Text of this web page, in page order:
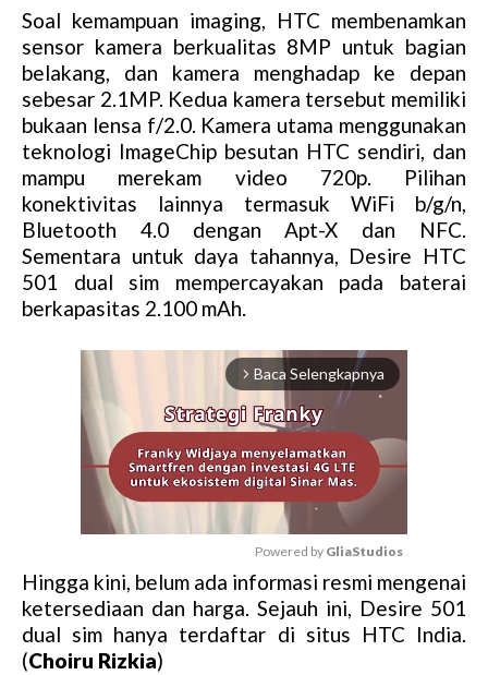
Soal kemampuan imaging, HTC membenamkan
sensor kamera berkualitas 8MP untuk bagian
belakang, dan kamera menghadap ke depan
sebesar 2.1MP. Kedua kamera tersebut memiliki
bukaan lensa f/2.0. Kamera utama menggunakan
teknologi ImageChip besutan HTC sendiri, dan
mampu merekam video 720p. Pilihan
konektivitas lainnya termasuk WiFi b/g/n,
Bluetooth 4.0 dengan Apt-X dan NFC.
Sementara untuk daya tahannya, Desire HTC
501 dual sim mempercayakan pada baterai
berkapasitas 2.100 mAh.
arrow_forward_ios Baca Selengkapnya
M
u
t
Powered by GliaStudios
Hingga kini, belum ada informasi resmi mengenai
ketersediaan dan harga. Sejauh ini, Desire 501
dual sim hanya terdaftar di situs HTC India.
(Choiru Rizkia)